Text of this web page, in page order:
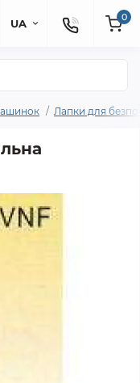
UA 0
Лапки для